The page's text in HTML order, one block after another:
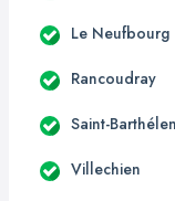
Le Neufbourg
Rancoudray
Saint-
Villechien